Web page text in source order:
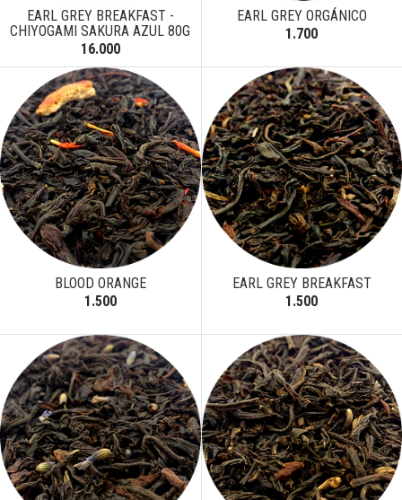
EARL GREY BREAKFAST -
CHIYOGAMI SAKURA AZUL 80G
16.000
EARL GREY ORGÁNICO
1.700
BLOOD ORANGE
1.500
EARL GREY BREAKFAST
1.500